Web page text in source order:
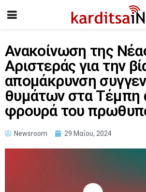
Ανακοίνωση της
Αριστεράς για την
απομάκρυνση
θυμάτων στα Τέμπη
φρουρά του
Newsroom 29 Μαΐου, 2024